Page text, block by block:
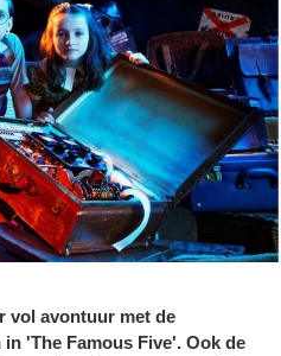
vol avontuur met de
'The Famous Five'. Ook de